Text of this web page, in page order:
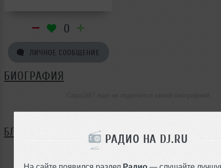
РАДИО НА DJ.RU
На сайте появился раздел Радио — слушайте
0
ЛИЧНОЕ СООБЩЕНИЕ
БИОГРАФИЯ
БЛОГ